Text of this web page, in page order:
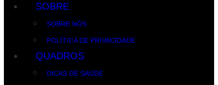
SOBRE
SOBRE NÓS
POLÍTICA DE PRIVACIDADE
QUADROS
DICAS DE SAÚDE